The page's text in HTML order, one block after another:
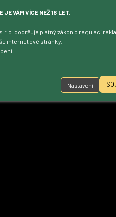
VÁM VÍCE NEŽ 18 LET.
dodržuje platný zákon o regulaci
internetové stránky.
Nastavení
cookies